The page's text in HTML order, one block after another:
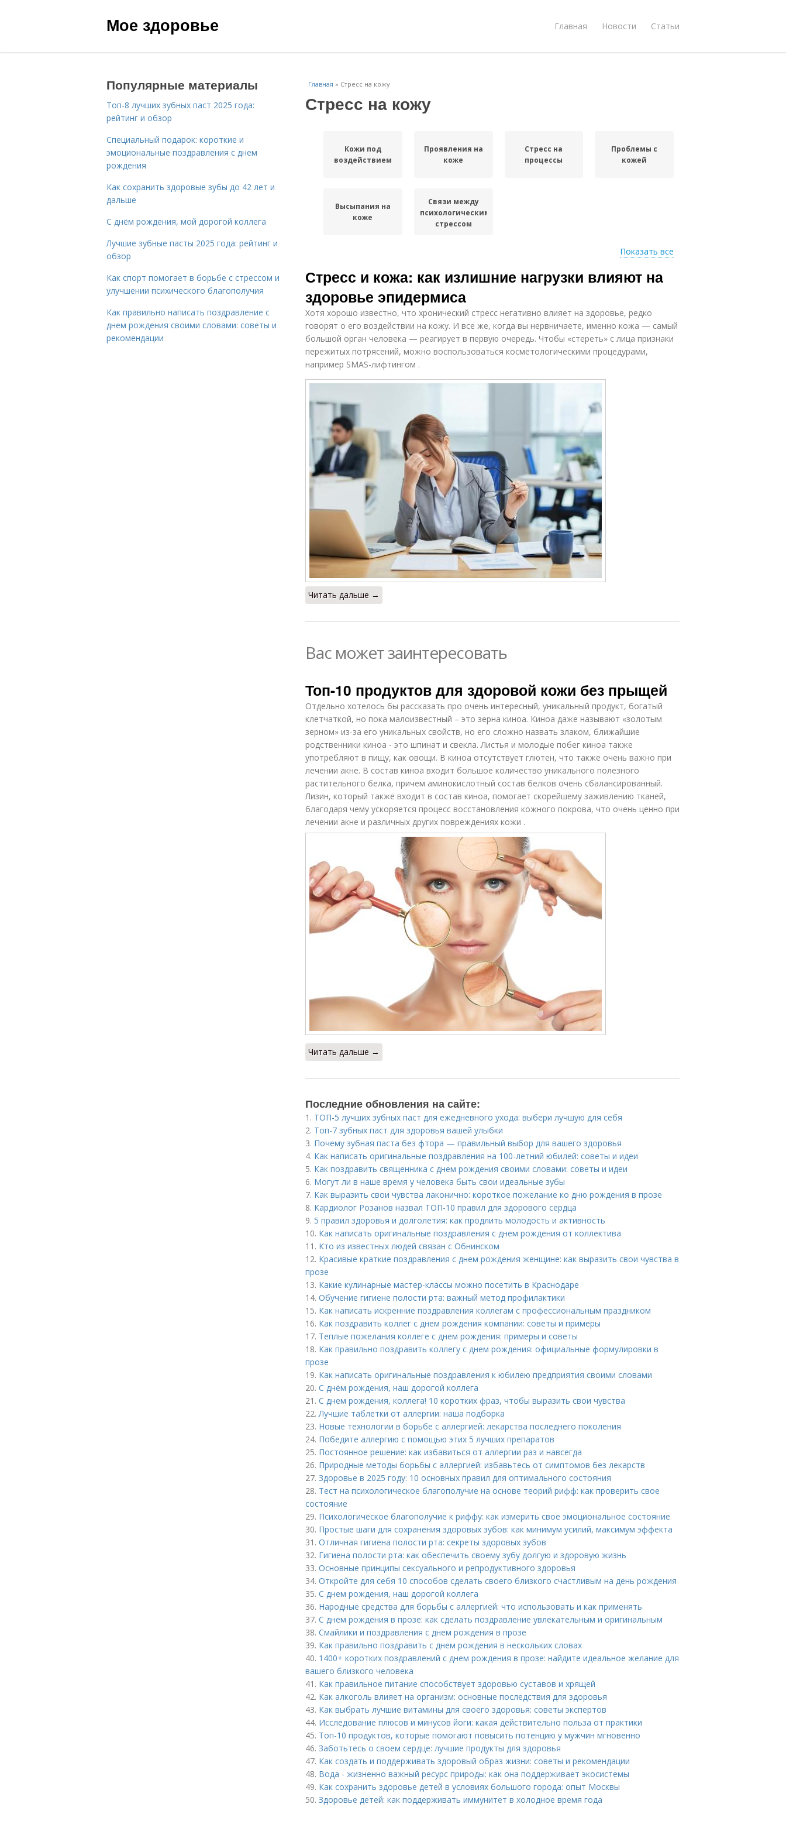
Мое здоровье Главная Новости Статьи
Главная » Стресс на кожу
Стресс на кожу
Кожи под
воздействием
Проявления на
коже
Стресс на
процессы
Проблемы с
кожей
Высыпания на
коже
Связи между
психологическим
стрессом
Показать все
Стресс и кожа: как излишние нагрузки влияют на
здоровье эпидермиса
Хотя хорошо известно, что хронический стресс негативно влияет на здоровье, редко
говорят о его воздействии на кожу. И все же, когда вы нервничаете, именно кожа — самый
большой орган человека — реагирует в первую очередь. Чтобы «стереть» с лица признаки
пережитых потрясений, можно воспользоваться косметологическими процедурами,
например SMAS-лифтингом .
Читать дальше →
Вас может заинтересовать
Топ-10 продуктов для здоровой кожи без прыщей
Отдельно хотелось бы рассказать про очень интересный, уникальный продукт, богатый
клетчаткой, но пока малоизвестный – это зерна киноа. Киноа даже называют «золотым
зерном» из-за его уникальных свойств, но его сложно назвать злаком, ближайшие
родственники киноа - это шпинат и свекла. Листья и молодые побег киноа также
употребляют в пищу, как овощи. В киноа отсутствует глютен, что также очень важно при
лечении акне. В состав киноа входит большое количество уникального полезного
растительного белка, причем аминокислотный состав белков очень сбалансированный.
Лизин, который также входит в состав киноа, помогает скорейшему заживлению тканей,
благодаря чему ускоряется процесс восстановления кожного покрова, что очень ценно при
лечении акне и различных других повреждениях кожи .
Читать дальше →
Последние обновления на сайте:
1. ТОП-5 лучших зубных паст для ежедневного ухода: выбери лучшую для себя
2. Топ-7 зубных паст для здоровья вашей улыбки
3. Почему зубная паста без фтора — правильный выбор для вашего здоровья
4. Как написать оригинальные поздравления на 100-летний юбилей: советы и идеи
5. Как поздравить священника с днем рождения своими словами: советы и идеи
6. Могут ли в наше время у человека быть свои идеальные зубы
7. Как выразить свои чувства лаконично: короткое пожелание ко дню рождения в прозе
8. Кардиолог Розанов назвал ТОП-10 правил для здорового сердца
9. 5 правил здоровья и долголетия: как продлить молодость и активность
10. Как написать оригинальные поздравления с днем рождения от коллектива
11. Кто из известных людей связан с Обнинском
12. Красивые краткие поздравления с днем рождения женщине: как выразить свои чувства в
прозе
13. Какие кулинарные мастер-классы можно посетить в Краснодаре
14. Обучение гигиене полости рта: важный метод профилактики
15. Как написать искренние поздравления коллегам с профессиональным праздником
16. Как поздравить коллег с днем рождения компании: советы и примеры
17. Теплые пожелания коллеге с днем рождения: примеры и советы
18. Как правильно поздравить коллегу с днем рождения: официальные формулировки в
прозе
19. Как написать оригинальные поздравления к юбилею предприятия своими словами
20. С днём рождения, наш дорогой коллега
21. С днем рождения, коллега! 10 коротких фраз, чтобы выразить свои чувства
22.Лучшие таблетки от аллергии: наша подборка
23. Новые технологии в борьбе с аллергией: лекарства последнего поколения
24. Победите аллергию с помощью этих 5 лучших препаратов
25. Постоянное решение: как избавиться от аллергии раз и навсегда
26. Природные методы борьбы с аллергией: избавьтесь от симптомов без лекарств
27. Здоровье в 2025 году: 10 основных правил для оптимального состояния
28. Тест на психологическое благополучие на основе теорий рифф: как проверить свое
состояние
29. Психологическое благополучие к риффу: как измерить свое эмоциональное состояние
30. Простые шаги для сохранения здоровых зубов: как минимум усилий, максимум эффекта
31. Отличная гигиена полости рта: секреты здоровых зубов
32. Гигиена полости рта: как обеспечить своему зубу долгую и здоровую жизнь
33. Основные принципы сексуального и репродуктивного здоровья
34. Откройте для себя 10 способов сделать своего близкого счастливым на день рождения
35. С днем рождения, наш дорогой коллега
36. Народные средства для борьбы с аллергией: что использовать и как применять
37. С днём рождения в прозе: как сделать поздравление увлекательным и оригинальным
38. Смайлики и поздравления с днем рождения в прозе
39. Как правильно поздравить с днем рождения в нескольких словах
40. 1400+ коротких поздравлений с днем рождения в прозе: найдите идеальное желание для
вашего близкого человека
41. Как правильное питание способствует здоровью суставов и хрящей
42. Как алкоголь влияет на организм: основные последствия для здоровья
43. Как выбрать лучшие витамины для своего здоровья: советы экспертов
44. Исследование плюсов и минусов йоги: какая действительно польза от практики
45. Топ-10 продуктов, которые помогают повысить потенцию у мужчин мгновенно
46. Заботьтесь о своем сердце: лучшие продукты для здоровья
47. Как создать и поддерживать здоровый образ жизни: советы и рекомендации
48. Вода - жизненно важный ресурс природы: как она поддерживает экосистемы
49. Как сохранить здоровье детей в условиях большого города: опыт Москвы
50. Здоровье детей: как поддерживать иммунитет в холодное время года
Популярные материалы
Топ-8 лучших зубных паст 2025 года:
рейтинг и обзор
Специальный подарок: короткие и
эмоциональные поздравления с днем
рождения
Как сохранить здоровые зубы до 42 лет и
дальше
С днём рождения, мой дорогой коллега
Лучшие зубные пасты 2025 года: рейтинг и
обзор
Как спорт помогает в борьбе с стрессом и
улучшении психического благополучия
Как правильно написать поздравление с
днем рождения своими словами: советы и
рекомендации